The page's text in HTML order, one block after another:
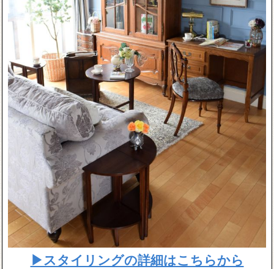
▶スタイリングの詳細はこちらから